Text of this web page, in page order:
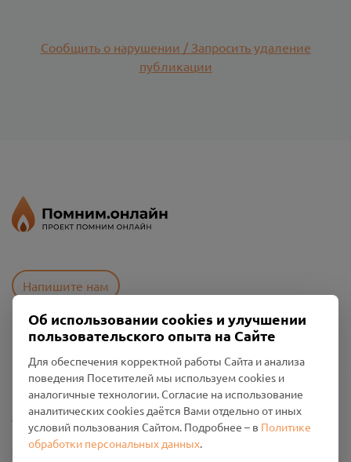
Сообщить о нарушении / Запросить удаление
публикации
Напишите нам
Политика конфиденциальности
Промо-материалы
Настройки cookies
Общество с ограниченной ответственностью «Смоленский
Об использовании cookies и улучшении
пользовательского опыта на Сайте
Для обеспечения корректной работы Сайта и анализа
поведения Посетителей мы используем cookies и
аналогичные технологии. Согласие на использование
аналитических cookies даётся Вами отдельно от иных
условий пользования Сайтом. Подробнее – в Политике
обработки персональных данных.